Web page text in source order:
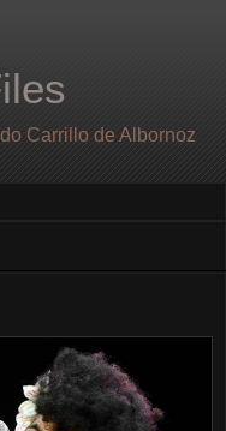
Carrillo de Albornoz